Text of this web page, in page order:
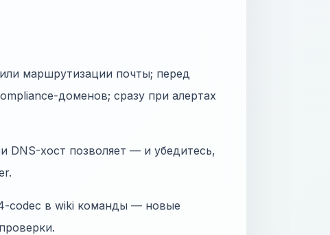
маршрутизации почты; перед
доменов; сразу при алертах
DNS-хост позволяет — и убедитесь,
codec в wiki команды — новые